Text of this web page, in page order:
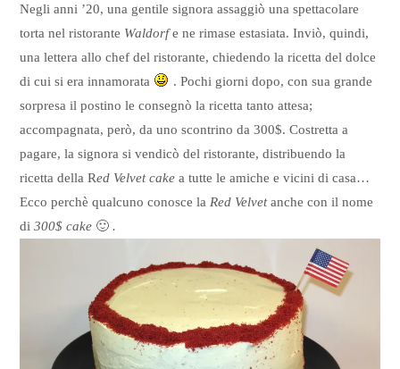
Negli anni ’20, una gentile signora assaggiò una spettacolare
torta nel ristorante Waldorfe ne rimase estasiata. Inviò, quindi,
una lettera allo chef del ristorante, chiedendo la ricetta del dolce
di cui si era innamorata
. Pochi giorni dopo, con sua grande
sorpresa il postino le consegnò la ricetta tanto attesa;
accompagnata, però, da uno scontrino da 300$. Costretta a
pagare, la signora si vendicò del ristorante, distribuendo la
ricetta della Red Velvet cake a tutte le amiche e vicini di casa…
Ecco perchè qualcuno conosce la Red Velvetanche con il nome
di300$ cake 🙂 .